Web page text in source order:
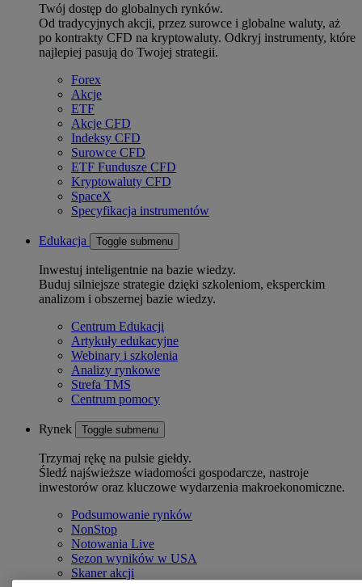
Twój dostęp do globalnych rynków.
Od tradycyjnych akcji, przez surowce i globalne waluty, aż
po kontrakty CFD na kryptowaluty. Odkryj instrumenty, które
najlepiej pasują do Twojej strategii.
Forex
Akcje
ETF
Akcje CFD
Indeksy CFD
Surowce CFD
ETF Fundusze CFD
Kryptowaluty CFD
SpaceX
Specyfikacja instrumentów
Edukacja Toggle submenu
Inwestuj inteligentnie na bazie wiedzy.
Buduj silniejsze strategie dzięki szkoleniom, eksperckim
analizom i obszernej bazie wiedzy.
Centrum Edukacji
Artykuły edukacyjne
Webinary i szkolenia
Analizy rynkowe
Strefa TMS
Centrum pomocy
Rynek Toggle submenu
Trzymaj rękę na pulsie giełdy.
Śledź najświeższe wiadomości gospodarcze, nastroje
inwestorów oraz kluczowe wydarzenia makroekonomiczne.
Podsumowanie rynków
NonStop
Notowania Live
Sezon wyników w USA
Skaner akcji